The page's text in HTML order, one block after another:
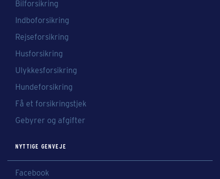
Bilforsikring
Indboforsikring
Rejseforsikring
Husforsikring
Ulykkesforsikring
Hundeforsikring
Få et forsikringstjek
Gebyrer og afgifter
NYTTIGE GENVEJE
Facebook